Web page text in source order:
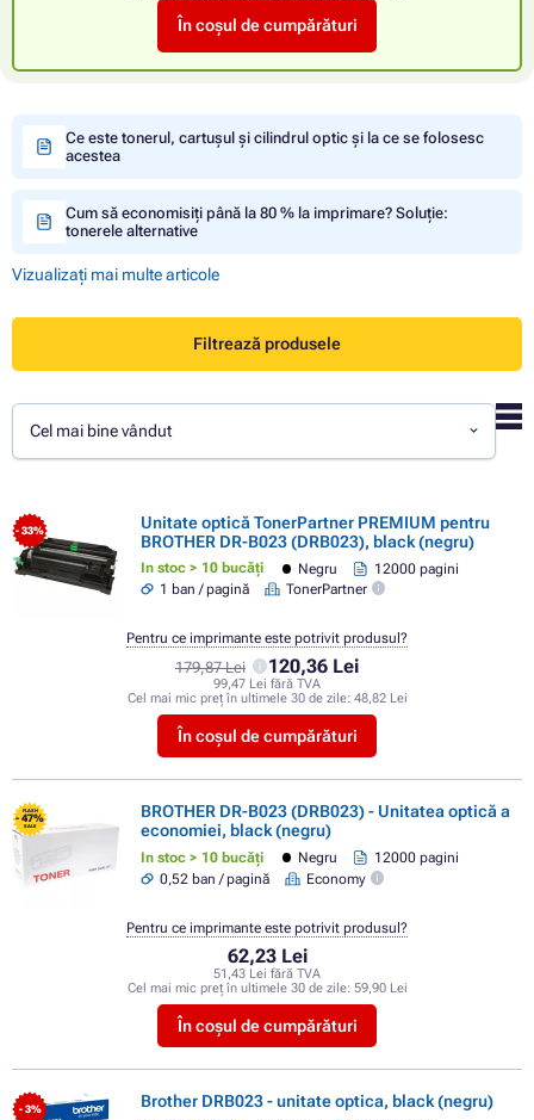
În coșul de cumpărături
Ce este tonerul, cartușul și cilindrul optic și la ce se folosesc
acestea
Cum să economisiți până la 80 % la imprimare? Soluție:
tonerele alternative
Vizualizați mai multe articole
Filtrează produsele
Cel mai bine vândut
- 33%
Unitate optică TonerPartner PREMIUM pentru
BROTHER DR-B023 (DRB023), black (negru)
In stoc > 10 bucăți Negru
12000 pagini
1 ban / pagină
TonerPartner
179,87 Lei 120,36 Lei
99,47 Lei fără TVA
Cel mai mic preț în ultimele 30 de zile: 48,82 Lei
În coșul de cumpărături
Pentru ce imprimante este potrivit produsul?
FLASH
- 47%
SALE
BROTHER DR-B023 (DRB023) - Unitatea optică a
economiei, black (negru)
In stoc > 10 bucăți Negru
12000 pagini
0,52 ban / pagină
Economy
62,23 Lei
51,43 Lei fără TVA
Cel mai mic preț în ultimele 30 de zile: 59,90 Lei
În coșul de cumpărături
Pentru ce imprimante este potrivit produsul?
- 3% Brother DRB023 - unitate optica, black (negru)